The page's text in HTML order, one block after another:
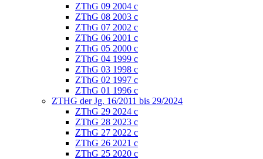
ZThG 09 2004 c
ZThG 08 2003 c
ZThG 07 2002 c
ZThG 06 2001 c
ZThG 05 2000 c
ZThG 04 1999 c
ZThG 03 1998 c
ZThG 02 1997 c
ZThG 01 1996 c
ZTHG der Jg. 16/2011 bis 29/2024
ZThG 29 2024 c
ZThG 28 2023 c
ZThG 27 2022 c
ZThG 26 2021 c
ZThG 25 2020 c